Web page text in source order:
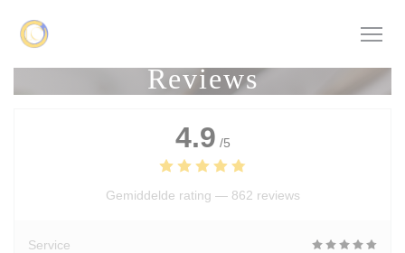
Reviews
4.9 /5
Gemiddelde rating — 862 reviews
Service